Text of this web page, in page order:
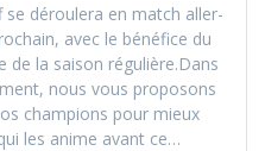
déroulera en match aller-
avec le bénéfice du
de la saison régulière.Dans
nous vous proposons
champions pour mieux
les anime avant ce…